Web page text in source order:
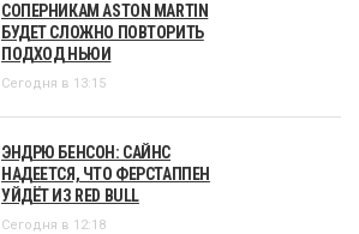
СОПЕРНИКАМ ASTON MARTIN
БУДЕТ СЛОЖНО ПОВТОРИТЬ
ПОДХОД НЬЮИ
Сегодня в 13:15
ЭНДРЮ БЕНСОН: САЙНС
НАДЕЕТСЯ, ЧТО ФЕРСТАППЕН
УЙДЁТ ИЗ RED BULL
Сегодня в 12:18